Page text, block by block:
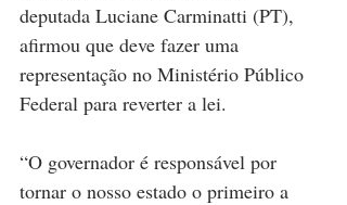
deputada Luciane Carminatti (PT),
afirmou que deve fazer uma
representação no Ministério Público
Federal para reverter a lei.
“O governador é responsável por
tornar o nosso estado o primeiro a